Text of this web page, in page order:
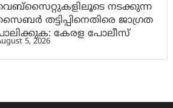
നടക്കുന്ന
തട്ടിപ്പിനെതിരെ ജാഗ്രത
കേരള പോലീസ്
5, 2026